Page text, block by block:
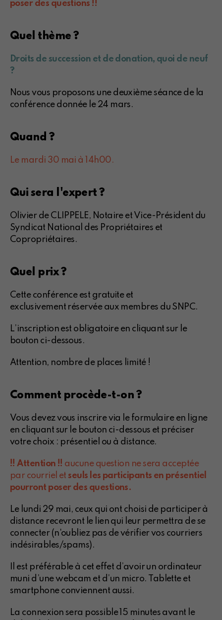
poser des questions !!
Quel thème ?
Droits de succession et de donation, quoi de neuf
?
Nous vous proposons une deuxième séance de la
conférence donnée le 24 mars.
Quand ?
Le mardi 30 mai à 14h00.
Qui sera l'expert ?
Olivier de CLIPPELE, Notaire et Vice-Président du
Syndicat National des Propriétaires et
Copropriétaires.
Quel prix ?
Cette conférence est gratuite et
exclusivement réservée aux membres du SNPC.
L’inscription est obligatoire en cliquant sur le
bouton ci-dessous.
Attention, nombre de places limité !
Comment procède-t-on ?
Vous devez vous inscrire via le formulaire en ligne
en cliquant sur le bouton ci-dessous et préciser
votre choix : présentiel ou à distance.
!! Attention !! aucune question ne sera acceptée
par courriel etseuls les participants en présentiel
pourront poser des questions.
Le lundi 29 mai, ceux qui ont choisi de participer à
distance recevront le lien qui leur permettra de se
connecter (n'oubliez pas de vérifier vos courriers
indésirables/spams).
Il est préférable à cet effet d’avoir un ordinateur
muni d’une webcam et d’un micro. Tablette et
smartphone conviennent aussi.
La connexion sera possible 15 minutes avant le